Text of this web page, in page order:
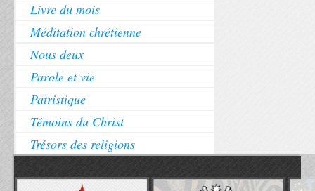
Livre du mois
Méditation chrétienne
Nous deux
Parole et vie
Patristique
Témoins du Christ
Trésors des religions